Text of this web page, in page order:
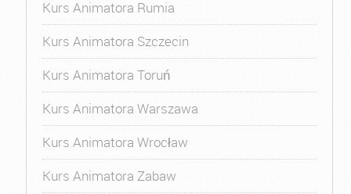
Kurs Animatora Rumia
Kurs Animatora Szczecin
Kurs Animatora Toruń
Kurs Animatora Warszawa
Kurs Animatora Wrocław
Kurs Animatora Zabaw